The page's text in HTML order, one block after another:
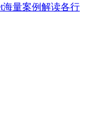
海量案例解读各行